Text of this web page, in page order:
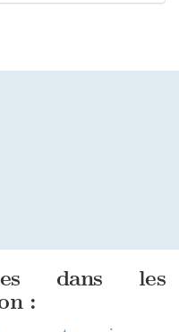
dans les
: